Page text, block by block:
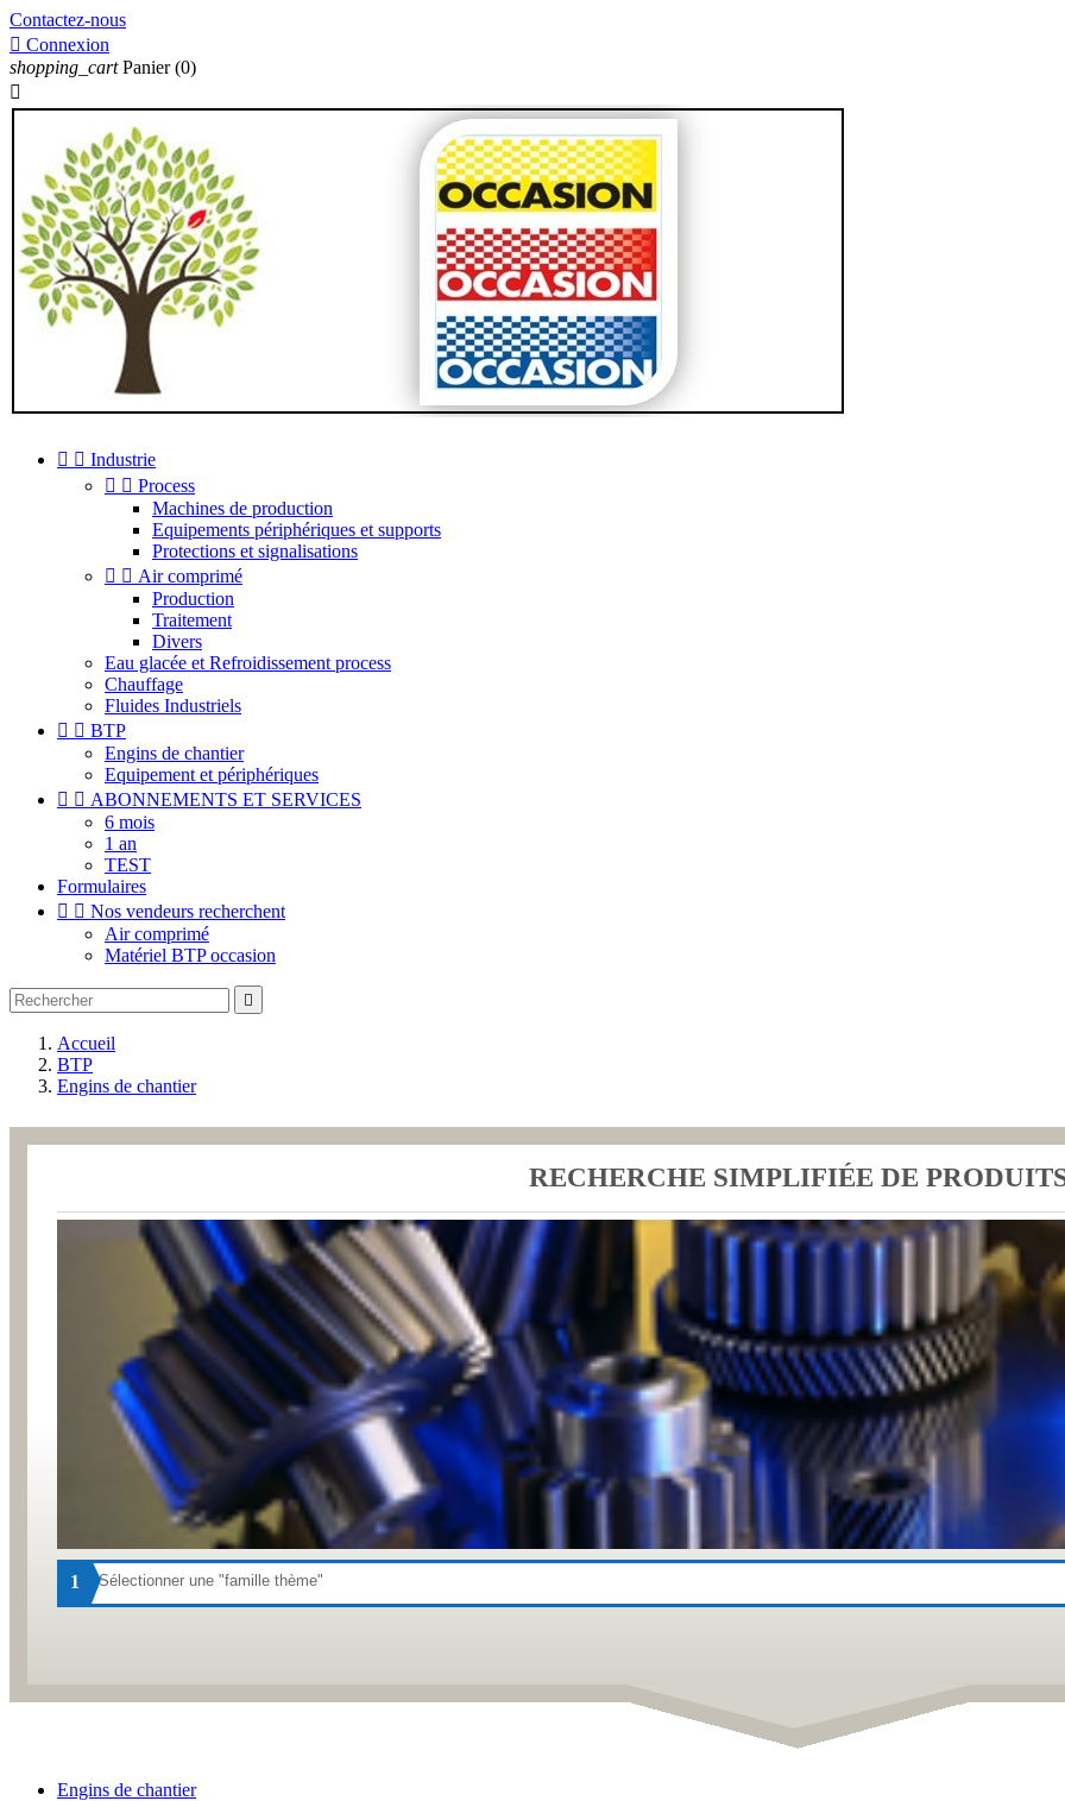
Contactez-nous
 Connexion
shopping_cart Panier (0)

  Industrie
  Process
Machines de production
Equipements périphériques et supports
Protections et signalisations
  Air comprimé
Production
Traitement
Divers
Eau glacée et Refroidissement process
Chauffage
Fluides Industriels
  BTP
Engins de chantier
Equipement et périphériques
  ABONNEMENTS ET SERVICES
6 mois
1 an
TEST
Formulaires
  Nos vendeurs recherchent
Air comprimé
Matériel BTP occasion

Accueil
BTP
Engins de chantier
RECHERCHE SIMPLIFIÉE DE
1
Engins de chantier